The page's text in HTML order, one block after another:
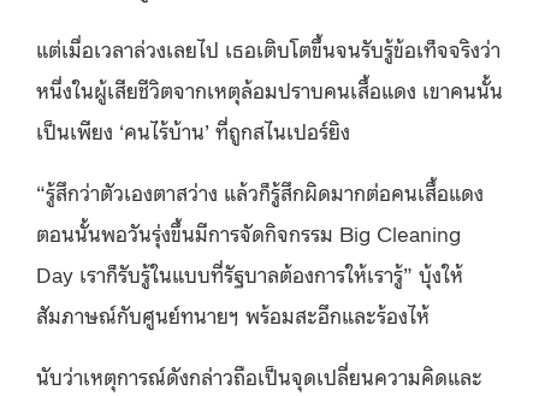
แต่เมื่อเวลาล่วงเลยไป เธอเติบโตขึ้นจนรับรู้ข้อเท็จจริงว่า
หนึ่งในผู้เสียชีวิตจากเหตุล้อมปราบคนเสื้อแดง เขาคนนั้น
เป็นเพียง ‘คนไร้บ้าน’ ที่ถูกสไนเปอร์ยิง
“รู้สึกว่าตัวเองตาสว่าง แล้วก็รู้สึกผิดมากต่อคนเสื้อแดง
ตอนนั้นพอวันรุ่งขึ้นมีการจัดกิจกรรม Big Cleaning
Day เราก็รับรู้ในแบบที่รัฐบาลต้องการให้เรารู้” บุ้งให้
สัมภาษณ์กับศูนย์ทนายฯ พร้อมสะอึกและร้องไห้
นับว่าเหตุการณ์ดังกล่าวถือเป็นจุดเปลี่ยนความคิดและ